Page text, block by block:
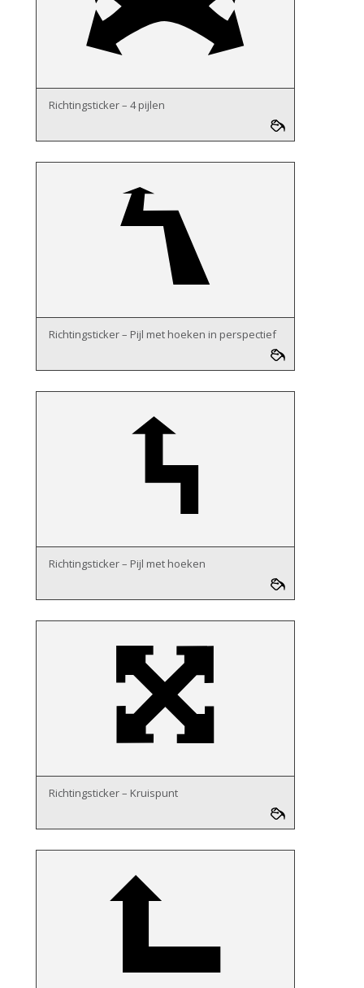
Richtingsticker – 4 pijlen
Richtingsticker – Pijl met hoeken in perspectief
Richtingsticker – Pijl met hoeken
Richtingsticker – Kruispunt